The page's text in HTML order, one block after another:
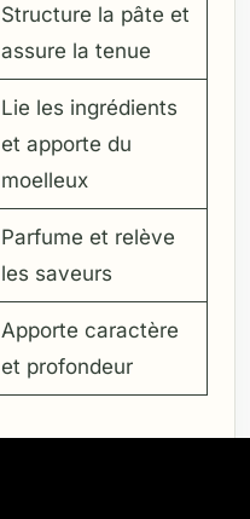
Structure la pâte et
assure la tenue
Lie les ingrédients
et apporte du
moelleux
Parfume et relève
les saveurs
Apporte caractère
et profondeur